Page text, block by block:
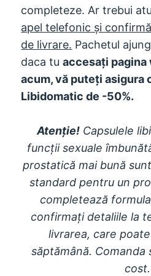
completeze. Ar trebui
apel telefonic și
de livrare. Pachetul
daca tuaccesați pagina
acum, vă puteți asigura
Libidomatic de -50%.
Atenţie! Capsulele
funcții sexuale
prostatică mai bună
standard pentru un
completează
confirmați detaliile la
livrarea, care
săptămână.
cost.